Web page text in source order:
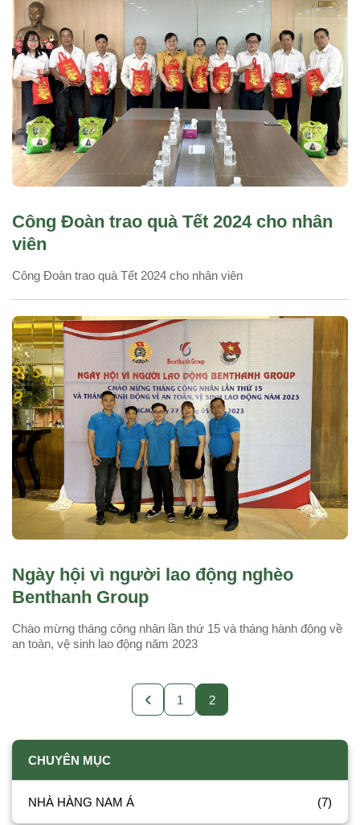
Công Đoàn trao quà Tết 2024 cho nhân
viên
Công Đoàn trao quà Tết 2024 cho nhân viên
Ngày hội vì người lao động nghèo
Benthanh Group
Chào mừng tháng công nhân lần thứ 15 và tháng hành động về
an toàn, vệ sinh lao động năm 2023
1 2
CHUYÊN MỤC
NHÀ HÀNG NAM Á (7)